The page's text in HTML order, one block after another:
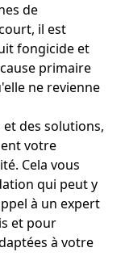
de
il est
fongicide et
primaire
ne revienne
et des solutions,
votre
Cela vous
qui peut y
à un expert
et pour
à votre